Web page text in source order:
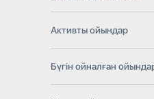
Активты ойындар
Бүгін ойналған